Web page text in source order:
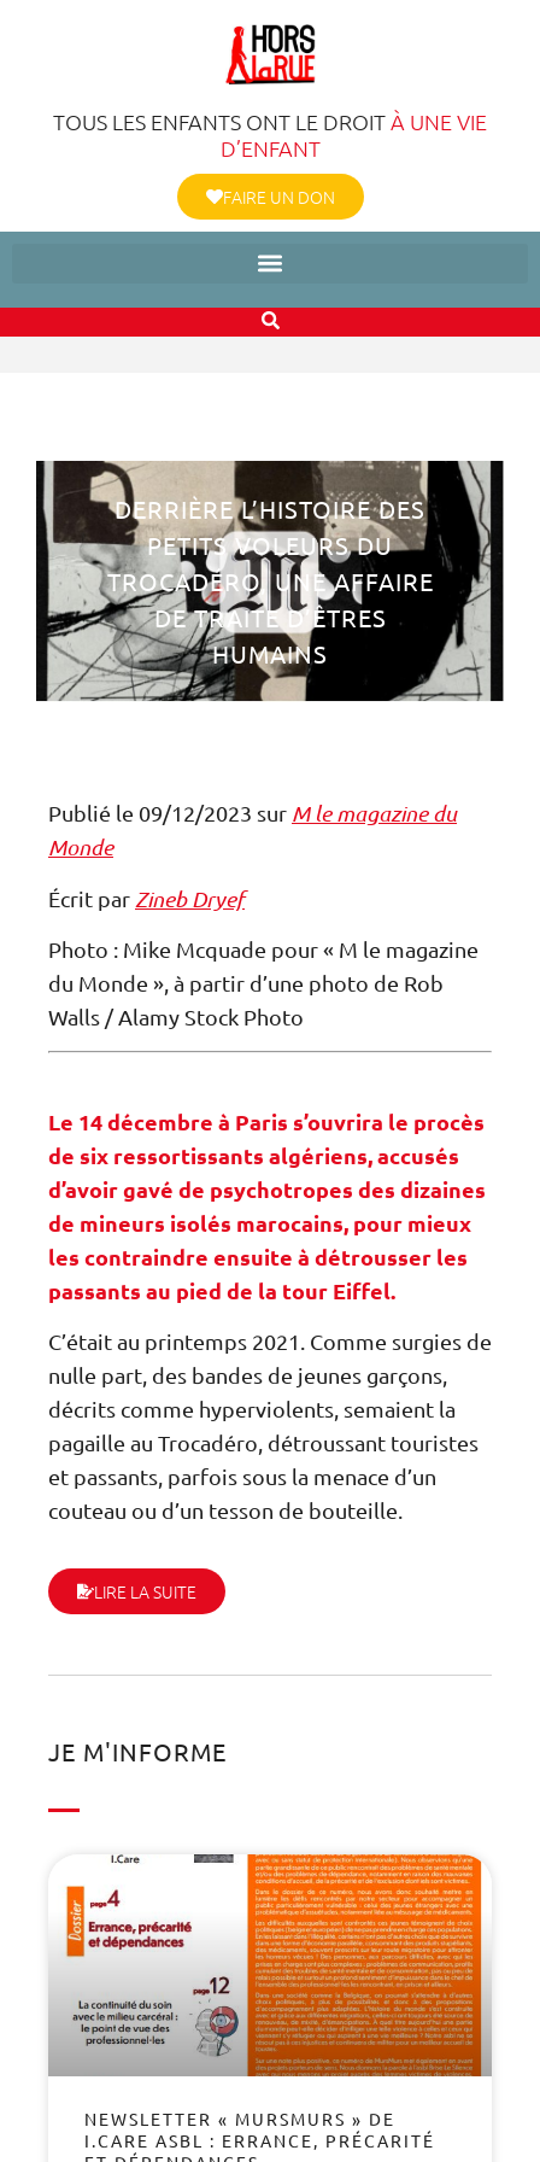
TOUS LES ENFANTS ONT LE DROITÀ UNE VIE
D’ENFANT
FAIRE UN DON
DERRIÈRE L’HISTOIRE DES
PETITS VOLEURS DU
TROCADÉRO, UNE AFFAIRE
DE TRAITE D’ÊTRES
HUMAINS
Publié le 09/12/2023 sur M le magazine du
Monde
Écrit par Zineb Dryef
Photo : Mike Mcquade pour « M le magazine
du Monde », à partir d’une photo de Rob
Walls / Alamy Stock Photo
Le 14 décembre à Paris s’ouvrira le procès
de six ressortissants algériens, accusés
d’avoir gavé de psychotropes des dizaines
de mineurs isolés marocains, pour mieux
les contraindre ensuite à détrousser les
passants au pied de la tour Eiffel.
C’était au printemps 2021. Comme surgies de
nulle part, des bandes de jeunes garçons,
décrits comme hyperviolents, semaient la
pagaille au Trocadéro, détroussant touristes
et passants, parfois sous la menace d’un
couteau ou d’un tesson de bouteille.
LIRE LA SUITE
JE M'INFORME
NEWSLETTER « MURSMURS » DE
I.CARE ASBL : ERRANCE, PRÉCARITÉ